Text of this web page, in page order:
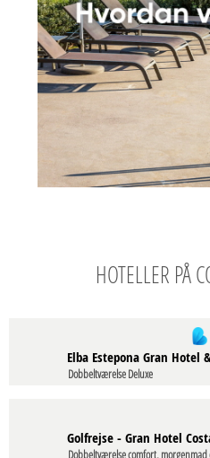
HOTELLER PÅ
Elba Estepona Gran Hotel
Dobbeltværelse Deluxe
Golfrejse - Gran Hotel
Dobbeltværelse comfort, morgenmad